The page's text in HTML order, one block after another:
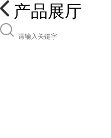
产品展厅